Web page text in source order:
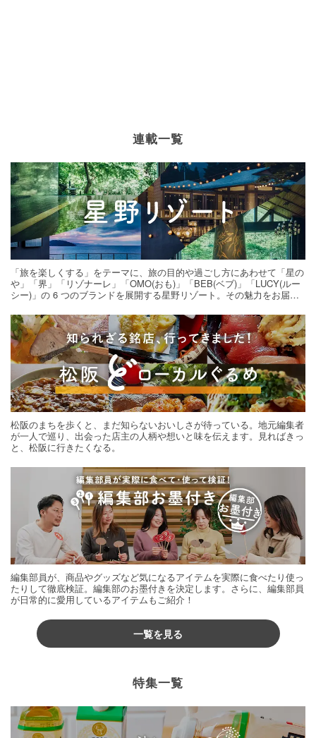
連載一覧
「旅を楽しくする」をテーマに、旅の目的や過ごし方にあわせて「星の
や」「界」「リゾナーレ」「OMO(おも)」「BEB(ベブ)」「LUCY(ルー
シー)」の 6 つのブランドを展開する星野リゾート。その魅力をお届け
松阪のまちを歩くと、まだ知らないおいしさが待っている。地元編集者
が一人で巡り、出会った店主の人柄や想いと味を伝えます。見ればきっ
と、松阪に行きたくなる。
編集部員が、商品やグッズなど気になるアイテムを実際に食べたり使っ
たりして徹底検証。編集部のお墨付きを決定します。さらに、編集部員
が日常的に愛用しているアイテムもご紹介！
一覧を見る
特集一覧